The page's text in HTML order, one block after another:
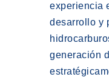
experiencia
desarrollo y
generación